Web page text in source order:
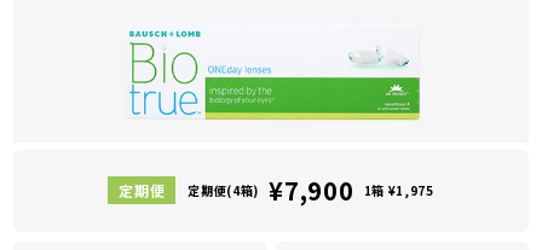
定期便(4箱) ¥7,900 1箱 ¥1,975